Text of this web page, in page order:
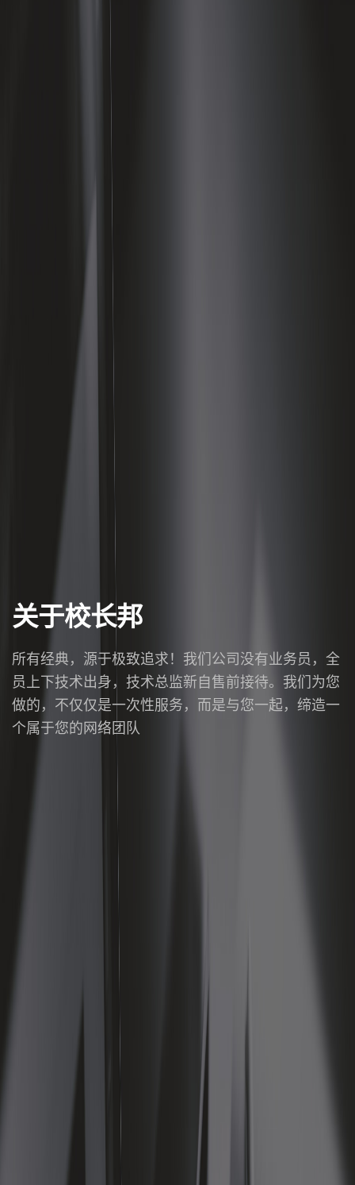
关于校长邦
所有经典，源于极致追求！我们公司没有业务员，全
员上下技术出身，技术总监新自售前接待。我们为您
做的，不仅仅是一次性服务，而是与您一起，缔造一
个属于您的网络团队